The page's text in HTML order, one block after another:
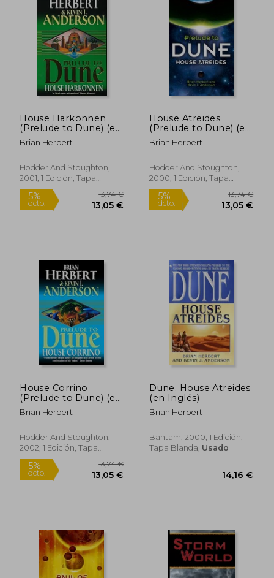
5%
dcto.
25,00 €
23,75 €
5%
dcto.
House Harkonnen
(Prelude to Dune) (en
Inglés)
Brian Herbert
Hodder And Stoughton,
2001, 1 Edición, Tapa
Blanda, Nuevo
dcto.
House Atreides
(Prelude to Dune) (en
Inglés)
Brian Herbert
Hodder And Stoughton,
2000, 1 Edición, Tapa
Blanda, Nuevo
5%
dcto.
House Corrino
(Prelude to Dune) (en
Inglés)
Brian Herbert
Hodder And Stoughton,
2002, 1 Edición, Tapa
Blanda, Nuevo
Dune. House Atreides
(en Inglés)
Brian Herbert
Bantam, 2000, 1 Edición,
Tapa Blanda, Usado